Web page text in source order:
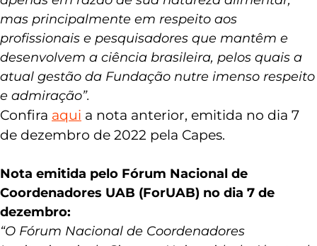
que deve ser prioridade absoluta do Estado, não
apenas em razão de sua natureza alimentar,
mas principalmente em respeito aos
profissionais e pesquisadores que mantêm e
desenvolvem a ciência brasileira, pelos quais a
atual gestão da Fundação nutre imenso respeito
e admiração”.
Confiraaqui a nota anterior, emitida no dia 7
Nota emitida pelo Fórum Nacional de
Coordenadores UAB (ForUAB) no dia 7 de
dezembro: